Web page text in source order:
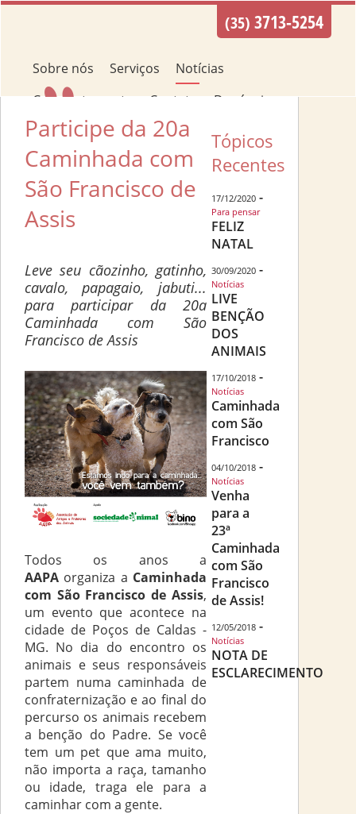
(35) 3713-5254
Sobre nós Serviços
Notícias
Comportamento
Contato
Denúncias
Como Ajudar?
Participe da 20a
Caminhada com
São Francisco de
Assis
Leve seu cãozinho, gatinho,
cavalo, papagaio, jabuti...
para participar da 20a
Caminhada com São
Francisco de Assis
Todos os anos a
AAPA organiza a Caminhada
com São Francisco de Assis,
um evento que acontece na
cidade de Poços de Caldas -
MG. No dia do encontro os
animais e seus responsáveis
partem numa caminhada de
confraternização e ao final do
percurso os animais recebem
a benção do Padre. Se você
tem um pet que ama muito,
não importa a raça, tamanho
ou idade, traga ele para a
caminhar com a gente.
Tópicos
Recentes
17/12/2020 -
Para pensar
FELIZ
NATAL
30/09/2020 -
Notícias
LIVE
BENÇÃO
DOS
ANIMAIS
17/10/2018 -
Notícias
Caminhada
com São
Francisco
04/10/2018 -
Notícias
Venha
para a
23ª
Caminhada
com São
Francisco
de Assis!
12/05/2018 -
Notícias
NOTA DE
ESCLARECIMENTO